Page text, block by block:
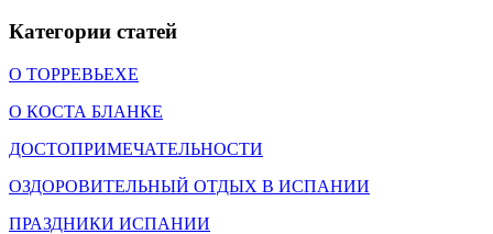
Категории статей
О ТОРРЕВЬЕХЕ
О КОСТА БЛАНКЕ
ДОСТОПРИМЕЧАТЕЛЬНОСТИ
ОЗДОРОВИТЕЛЬНЫЙ ОТДЫХ В ИСПАНИИ
ПРАЗДНИКИ ИСПАНИИ